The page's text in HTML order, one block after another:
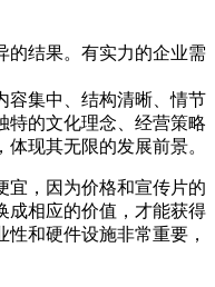
的结果。有实力的企业需
容集中、结构清晰、情节
特的文化理念、经营策略
现其无限的发展前景。
宜，因为价格和宣传片的
成相应的价值，才能获得
和硬件设施非常重要，